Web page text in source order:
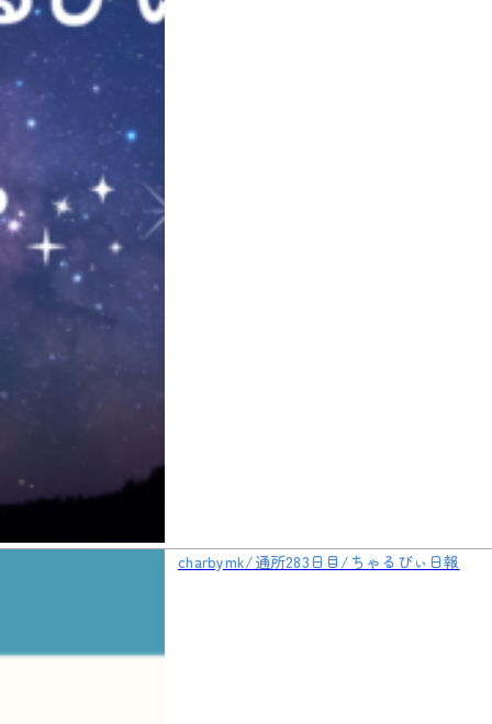
charbymk/通所283日目/ちゃるびぃ日報